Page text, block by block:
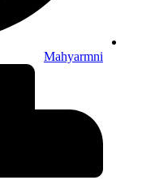
Mahyarmni